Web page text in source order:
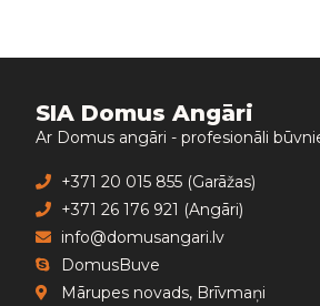
SIA Domus Angāri
Ar Domus angāri - profesionāli
+371 20 015 855 (Garāžas)
+371 26 176 921 (Angāri)
info@domusangari.lv
DomusBuve
Mārupes novads, Brīvmaņi